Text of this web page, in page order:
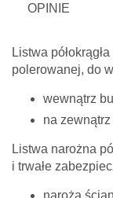
OPINIE
Listwa
polerowanej, do
wewnątrz
na
Listwa narożna
i trwałe